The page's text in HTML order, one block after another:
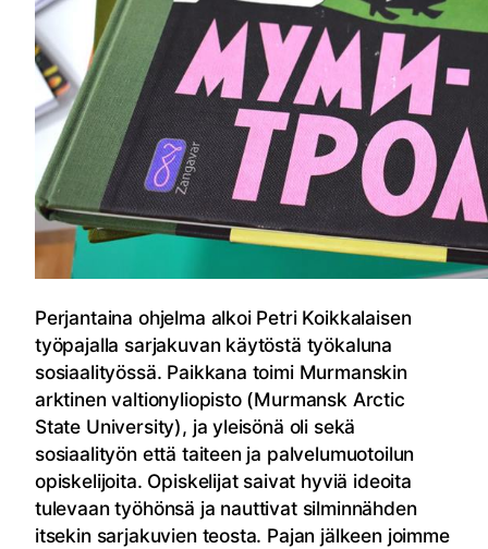
Perjantaina ohjelma alkoi Petri Koikkalaisen
työpajalla sarjakuvan käytöstä työkaluna
sosiaalityössä. Paikkana toimi Murmanskin
arktinen valtionyliopisto (Murmansk Arctic
State University), ja yleisönä oli sekä
sosiaalityön että taiteen ja palvelumuotoilun
opiskelijoita. Opiskelijat saivat hyviä ideoita
tulevaan työhönsä ja nauttivat silminnähden
itsekin sarjakuvien teosta. Pajan jälkeen joimme